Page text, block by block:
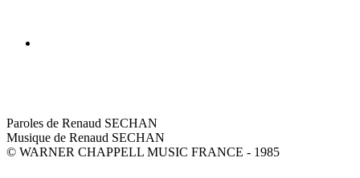
Paroles de Renaud SECHAN
Musique de Renaud SECHAN
© WARNER CHAPPELL MUSIC FRANCE - 1985